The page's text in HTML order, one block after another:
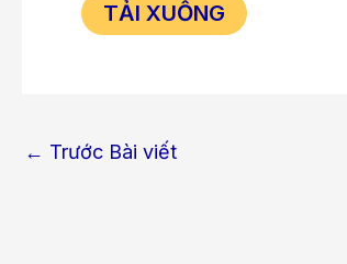
TẢI XUỐNG
← Trước Bài viết